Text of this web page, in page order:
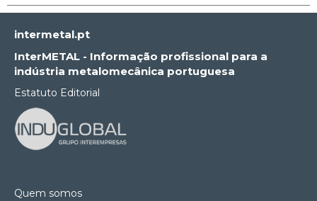
intermetal.pt
InterMETAL - Informação profissional para a
indústria metalomecânica portuguesa
Estatuto Editorial
Quem somos